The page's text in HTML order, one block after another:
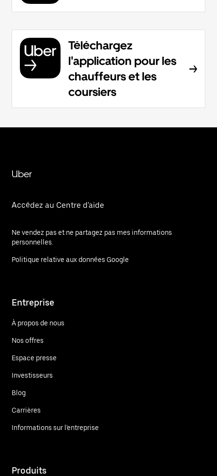
Téléchargez
l'application pour les
chauffeurs et les
coursiers
Uber
Accédez au Centre d'aide
Ne vendez pas et ne partagez pas mes informations
personnelles.
Politique relative aux données Google
Entreprise
À propos de nous
Nos offres
Espace presse
Investisseurs
Blog
Carrières
Informations sur l'entreprise
Produits